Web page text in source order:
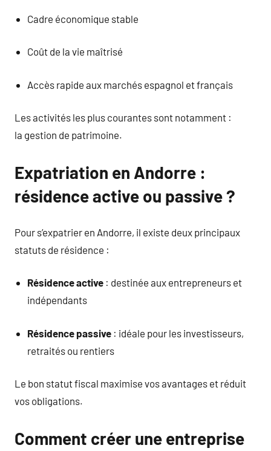
Cadre économique stable
Coût de la vie maîtrisé
Accès rapide aux marchés espagnol et français
Les activités les plus courantes sont notamment :
la gestion de patrimoine.
Expatriation en Andorre :
résidence active ou passive ?
Pour s’expatrier en Andorre, il existe deux principaux
statuts de résidence :
Résidence active : destinée aux entrepreneurs et
indépendants
Résidence passive : idéale pour les investisseurs,
retraités ou rentiers
Le bon statut fiscal maximise vos avantages et réduit
vos obligations.
Comment créer une entreprise